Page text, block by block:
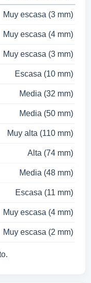
Muy escasa (3 mm)
Muy escasa (4 mm)
Muy escasa (3 mm)
Escasa (10 mm)
Media (32 mm)
Media (50 mm)
Muy alta (110 mm)
Alta (74 mm)
Media (48 mm)
Escasa (11 mm)
Muy escasa (4 mm)
Muy escasa (2 mm)